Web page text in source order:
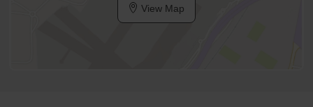
View Map